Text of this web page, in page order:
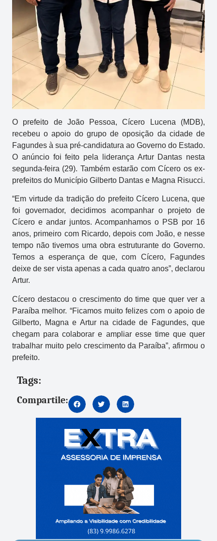
O prefeito de João Pessoa, Cícero Lucena (MDB),
recebeu o apoio do grupo de oposição da cidade de
Fagundes à sua pré-candidatura ao Governo do Estado.
O anúncio foi feito pela liderança Artur Dantas nesta
segunda-feira (29). Também estarão com Cícero os ex-
prefeitos do Município Gilberto Dantas e Magna Risucci.
“Em virtude da tradição do prefeito Cícero Lucena, que
foi governador, decidimos acompanhar o projeto de
Cícero e andar juntos. Acompanhamos o PSB por 16
anos, primeiro com Ricardo, depois com João, e nesse
tempo não tivemos uma obra estruturante do Governo.
Temos a esperança de que, com Cícero, Fagundes
deixe de ser vista apenas a cada quatro anos”, declarou
Artur.
Cícero destacou o crescimento do time que quer ver a
Paraíba melhor. “Ficamos muito felizes com o apoio de
Gilberto, Magna e Artur na cidade de Fagundes, que
chegam para colaborar e ampliar esse time que quer
trabalhar muito pelo crescimento da Paraíba”, afirmou o
prefeito.
Tags:
Compartile: